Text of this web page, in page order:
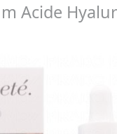
Acide